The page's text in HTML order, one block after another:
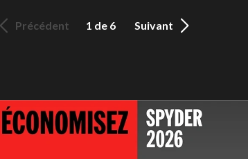
Précédent 1 de 6 Suivant